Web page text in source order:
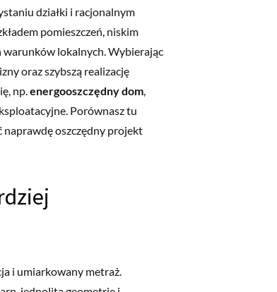
działki i racjonalnym
pomieszczeń, niskim
warunków lokalnych. Wybierając
oraz szybszą realizację
np.energooszczędny dom,
Porównasz tu
naprawdę oszczędny projekt
i umiarkowany metraż.